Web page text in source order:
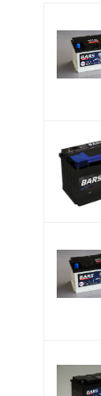
Аккумулятор
В наличии